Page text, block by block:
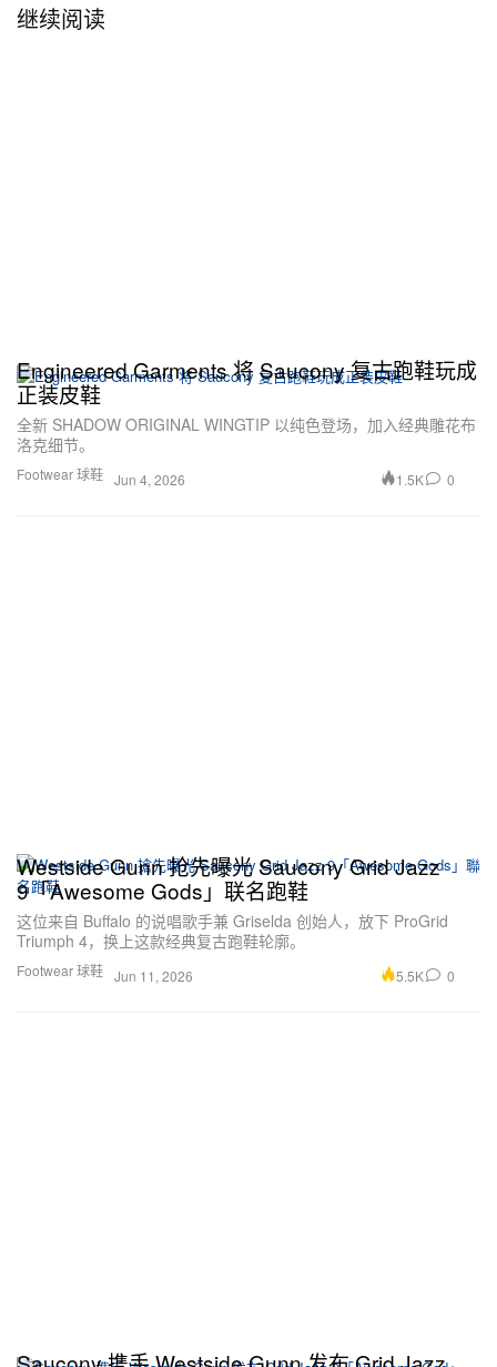
继续阅读
Footwear 球鞋
Engineered Garments 将 Saucony 复古跑鞋玩成
正装皮鞋
全新 SHADOW ORIGINAL WINGTIP 以纯色登场，加入经典雕花布
洛克细节。
Jun 4, 2026 1.5K 0
Footwear 球鞋
Westside Gunn 抢先曝光 Saucony Grid Jazz
9「Awesome Gods」联名跑鞋
这位来自 Buffalo 的说唱歌手兼 Griselda 创始人，放下 ProGrid
Triumph 4，换上这款经典复古跑鞋轮廓。
Jun 11, 2026 5.5K 0